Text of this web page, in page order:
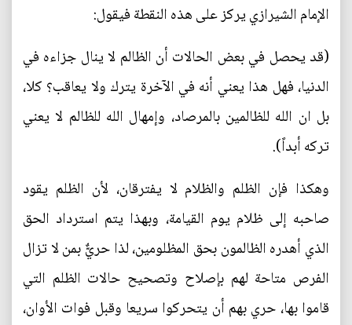
الإمام الشيرازي يركز على هذه النقطة فيقول:
(قد يحصل في بعض الحالات أن الظالم لا ينال جزاءه في
الدنيا، فهل هذا يعني أنه في الآخرة يترك ولا يعاقب؟ كلا،
بل ان الله للظالمين بالمرصاد، وإمهال الله للظالم لا يعني
تركه أبداً).
وهكذا فإن الظلم والظلام لا يفترقان، لأن الظلم يقود
صاحبه إلى ظلام يوم القيامة، وبهذا يتم استرداد الحق
الذي أهدره الظالمون بحق المظلومين، لذا حريٌّ بمن لا تزال
الفرص متاحة لهم بإصلاح وتصحيح حالات الظلم التي
قاموا بها، حري بهم أن يتحركوا سريعا وقبل فوات الأوان،